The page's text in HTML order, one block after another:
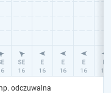
odczuwalna